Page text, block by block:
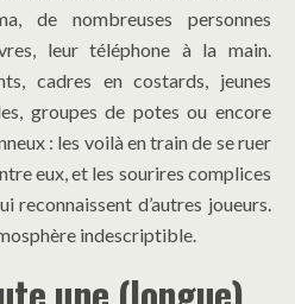
de nombreuses personnes
leur téléphone à la main.
cadres en costards, jeunes
groupes de potes ou encore
: les voilà en train de se ruer
eux, et les sourires complices
reconnaissent d’autres joueurs.
indescriptible.